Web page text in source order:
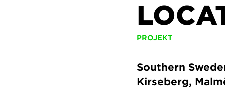
PROJEKT
Southern
Kirseberg,